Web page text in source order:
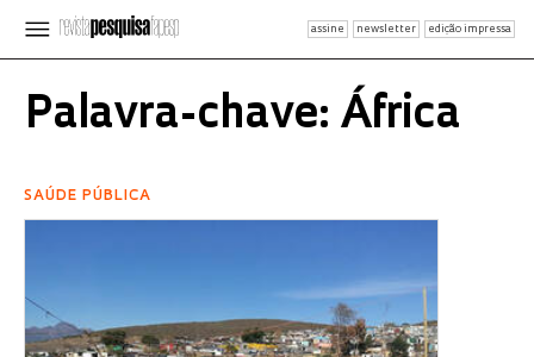
assine newsletter edição impressa
Palavra-chave: África
SAÚDE PÚBLICA